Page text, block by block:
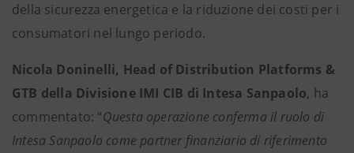
della sicurezza energetica e la riduzione dei costi per i
consumatori nel lungo periodo.
Nicola Doninelli, Head of Distribution Platforms &
GTB della Divisione IMI CIB di Intesa Sanpaolo, ha
commentato: “Questa operazione conferma il ruolo di
Intesa Sanpaolo come partner finanziario di riferimento